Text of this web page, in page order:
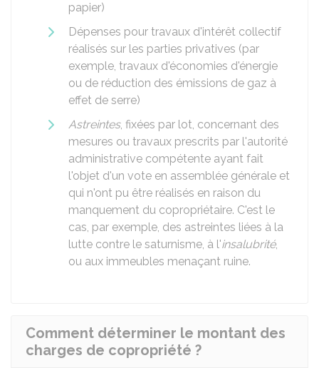
papier)
Dépenses pour travaux d'intérêt collectif
réalisés sur les parties privatives (par
exemple, travaux d'économies d'énergie
ou de réduction des émissions de gaz à
effet de serre)
Astreintes, fixées par lot, concernant des
mesures ou travaux prescrits par l'autorité
administrative compétente ayant fait
l'objet d'un vote en assemblée générale et
qui n'ont pu être réalisés en raison du
manquement du copropriétaire. C'est le
cas, par exemple, des astreintes liées à la
lutte contre le saturnisme, à l'insalubrité,
ou aux immeubles menaçant ruine.
Comment déterminer le montant des
charges de copropriété ?